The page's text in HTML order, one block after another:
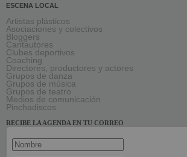
ESCENA LOCAL
Artistas plásticos
Asociaciones y colectivos
Bloggers
Cantautores
Clubes deportivos
Coaching
Directores, productores y actores
Grupos de danza
Grupos de música
Grupos de teatro
Medios de comunicación
Pinchadiscos
RECIBE LA AGENDA EN TU CORREO